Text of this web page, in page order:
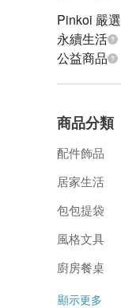
Pinkoi 嚴選
永續生活
公益商品
商品分類
配件飾品
居家生活
包包提袋
風格文具
廚房餐桌
顯示更多